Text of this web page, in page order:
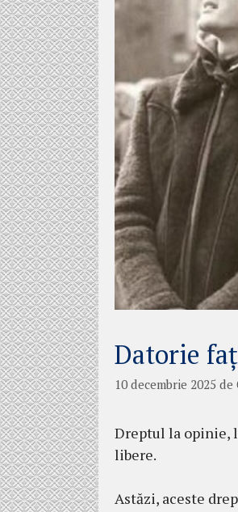
Datorie
10 decembrie 2025 de
Dreptul la opinie,
libere.
Astăzi, aceste